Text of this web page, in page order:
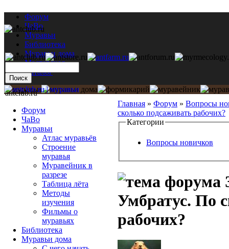
Форум
ЧаВо
Муравьи
Библиотека
Муравьи дома
Мастерская
Каталог
Главная » Форум » Вопросы
сколько подсаживать рабочих?
Категории
Вопросы новичков
Умбратус. По
рабочих?
antclub.ru
Форум
ЧаВо
Муравьи
Атлас муравьёв
Строение
муравья
Муравейник в
разрезе
Таблица лёта
Методы
изучения
Фильмы о
муравьях
Библиотека
Муравьи дома